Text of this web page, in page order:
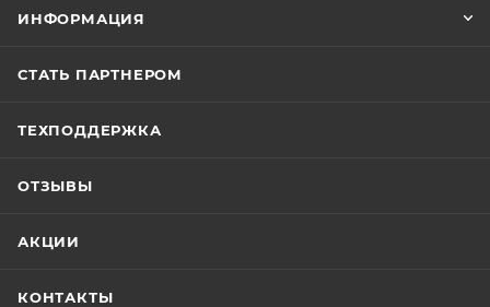
ИНФОРМАЦИЯ
СТАТЬ ПАРТНЕРОМ
ТЕХПОДДЕРЖКА
ОТЗЫВЫ
АКЦИИ
КОНТАКТЫ